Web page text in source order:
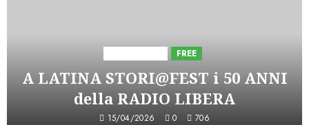
FREE
A LATINA STORI@FEST i 50 ANNI
della RADIO LIBERA
15/04/2026 0 706